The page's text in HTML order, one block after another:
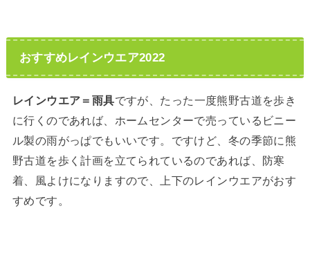
おすすめレインウエア2022
レインウエア＝雨具ですが、たった一度熊野古道を歩き
に行くのであれば、ホームセンターで売っているビニー
ル製の雨がっぱでもいいです。ですけど、冬の季節に熊
野古道を歩く計画を立てられているのであれば、防寒
着、風よけになりますので、上下のレインウエアがおす
すめです。